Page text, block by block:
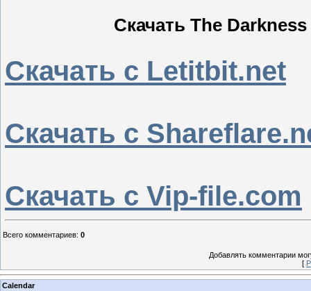
Скачать The
Скачать с Letitbit.net
Скачать с
Скачать с Vip-file.com
Всего комментариев: 0
Добавлять комментарии
[
Calendar